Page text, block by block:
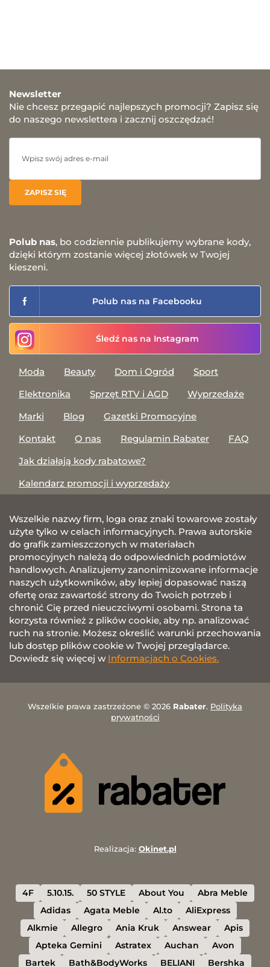
Newsletter
Nie chcesz przegapić najlepszych promocji? Zapisz się
do naszego newslettera i zacznij oszczędzać!
Polub nas, bo codziennie publikujemy wybrane kody,
dzięki którym zostanie więcej złotówek w Twojej
kieszeni.
Polub nas na Facebooku
Śledź nas na Instagram
Moda Beauty Dom i Ogród
Sport
Elektronika
Sprzęt RTV i AGD
Wyprzedaże
Marki
Blog
Gazetki Promocyjne
Kontakt
O nas Regulamin Rabater
FAQ
Jak działają kody rabatowe?
Kalendarz promocji i wyprzedaży
Wszelkie nazwy firm, loga oraz znaki towarowe zostały
użyte tylko w celach informacyjnych. Prawa autorskie
do grafik zamieszczonych w materiałach
promocyjnych należą do odpowiednich podmiotów
handlowych. Analizujemy zanonimizowane informacje
naszych użytkowników, aby lepiej dopasować naszą
ofertę oraz zawartość strony do Twoich potrzeb i
chronić Cię przed nieuczciwymi osobami. Strona ta
korzysta również z plików cookie, aby np. analizować
ruch na stronie. Możesz określić warunki przechowania
lub dostęp plików cookie w Twojej przeglądarce.
Dowiedz się więcej w Informacjach o Cookies.
Wszelkie prawa zastrzeżone © 2026 Rabater. Polityka
prywatności
Realizacja: Okinet.pl
4F 5.10.15. 50 STYLE About You
Abra Meble
Adidas
Agata Meble Al.to
AliExpress
Alkmie
Allegro Ania Kruk Answear
Apis
Apteka Gemini
Astratex Auchan
Avon
Bartek
Bath&BodyWorks BELIANI Bershka